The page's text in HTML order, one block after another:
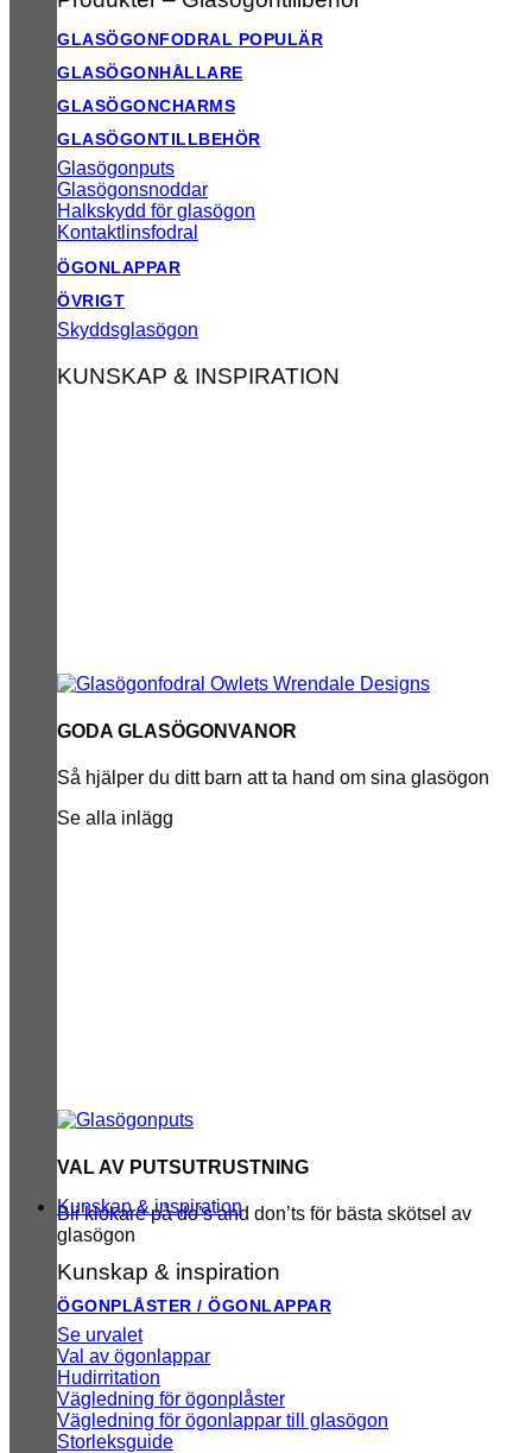
GLASÖGONFODRAL
GLASÖGONHÅLLARE
GLASÖGONCHARMS
GLASÖGONTILLBEHÖR
Glasögonputs
Glasögonsnoddar
Halkskydd för glasögon
Kontaktlinsfodral
ÖGONLAPPAR
ÖVRIGT
Skyddsglasögon
KUNSKAP & INSPIRATION
GODA GLASÖGONVANOR
Så hjälper du ditt barn att ta hand om sina glasögon
Se alla inlägg
VAL AV PUTSUTRUSTNING
Bli klokare på do’s and don’ts för bästa skötsel av
glasögon
Kunskap & inspiration
Kunskap & inspiration
ÖGONPLÅSTER / ÖGONLAPPAR
Se urvalet
Val av ögonlappar
Hudirritation
Vägledning för ögonplåster
Vägledning för ögonlappar till glasögon
Storleksguide